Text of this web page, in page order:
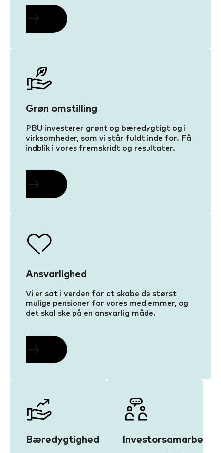
Grøn omstilling
PBU investerer grønt og bæredygtigt og i
virksomheder, som vi står fuldt inde for. Få
indblik i vores fremskridt og resultater.
Ansvarlighed
Vi er sat i verden for at skabe de størst
mulige pensioner for vores medlemmer, og
det skal ske på en ansvarlig måde.
Bæredygtighed Investorsamarbejde